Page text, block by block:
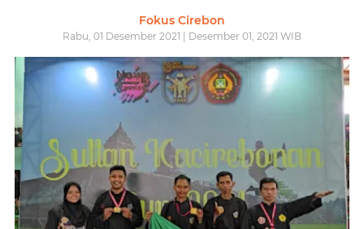
Fokus Cirebon
Rabu, 01 Desember 2021 | Desember 01, 2021 WIB